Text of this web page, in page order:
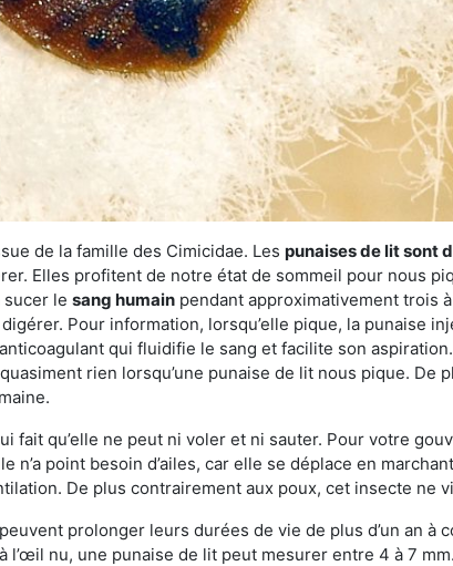
de la famille des Cimicidae. Les punaises de lit sont
Elles profitent de notre état de sommeil pour nous
sucer le sang humain pendant approximativement trois
Pour information, lorsqu’elle pique, la punaise
qui fluidifie le sang et facilite son aspiration.
rien lorsqu’une punaise de lit nous pique. De
fait qu’elle ne peut ni voler et ni sauter. Pour votre
point besoin d’ailes, car elle se déplace en
De plus contrairement aux poux, cet insecte ne
prolonger leurs durées de vie de plus d’un an à
nu, une punaise de lit peut mesurer entre 4 à 7